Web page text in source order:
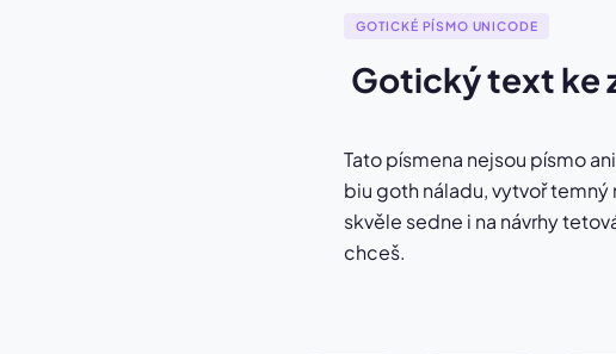
GOTICKÉ PÍSMO UNICODE
Gotický text ke
Tato písmena nejsou písmo
biu goth náladu, vytvoř
skvěle sedne i na návrhy
chceš.